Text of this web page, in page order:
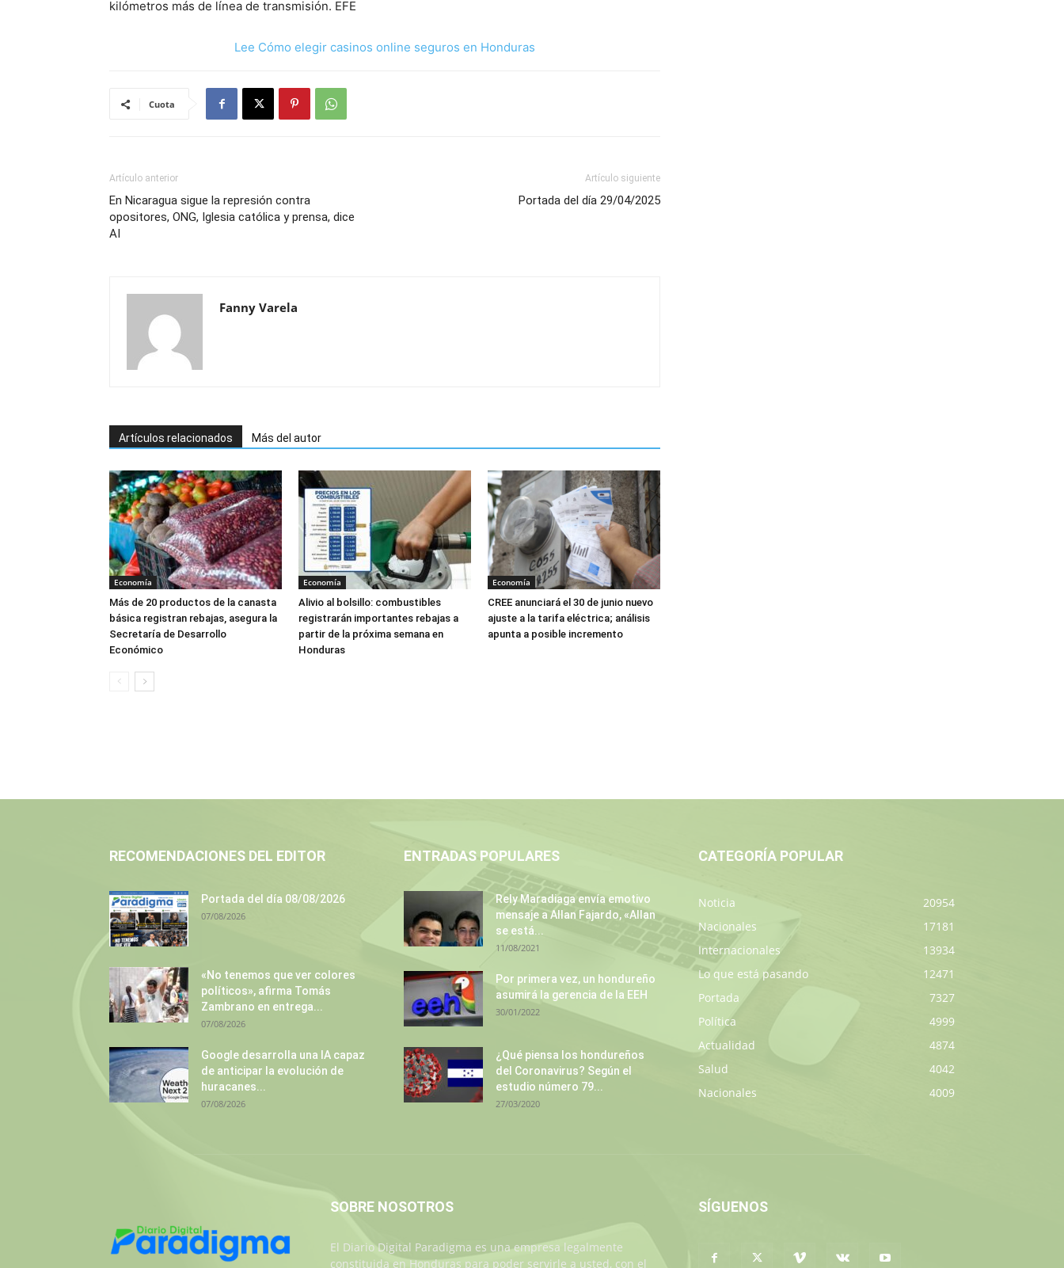
kilómetros más de línea de transmisión. EFE
Lee Cómo elegir casinos online seguros en Honduras
Cuota
Artículo anterior
En Nicaragua sigue la represión contra
opositores, ONG, Iglesia católica y prensa, dice
AI
Artículo siguiente
Portada del día 29/04/2025
Fanny Varela
Artículos relacionados Más del autor
Economía
Más de 20 productos de la canasta
básica registran rebajas, asegura la
Secretaría de Desarrollo
Económico
Economía
Alivio al bolsillo: combustibles
registrarán importantes rebajas a
partir de la próxima semana en
Honduras
Economía
CREE anunciará el 30 de junio nuevo
ajuste a la tarifa eléctrica; análisis
apunta a posible incremento
RECOMENDACIONES DEL EDITOR
Portada del día 08/08/2026
07/08/2026
«No tenemos que ver colores
políticos», afirma Tomás
Zambrano en entrega...
07/08/2026
Google desarrolla una IA capaz
de anticipar la evolución de
huracanes...
07/08/2026
ENTRADAS POPULARES
Rely Maradiaga envía emotivo
mensaje a Allan Fajardo, «Allan
se está...
11/08/2021
Por primera vez, un hondureño
asumirá la gerencia de la EEH
30/01/2022
¿Qué piensa los hondureños
del Coronavirus? Según el
estudio número 79...
27/03/2020
CATEGORÍA POPULAR
Noticia
20954
Nacionales
17181
Internacionales
13934
Lo que está pasando
12471
Portada
7327
Política
4999
Actualidad
4874
Salud
4042
Nacionales
4009
SOBRE NOSOTROS
El Diario Digital Paradigma es una empresa legalmente
constituida en Honduras para poder servirle a usted, con el
SÍGUENOS